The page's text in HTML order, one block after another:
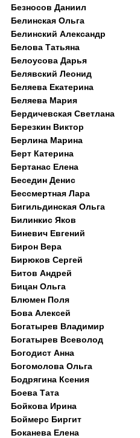
Безносов Даниил
Белинская Ольга
Белинский Александр
Белова Татьяна
Белоусова Дарья
Белявский Леонид
Беляева Екатерина
Беляева Мария
Бердичевская Светлана
Березкин Виктор
Берлина Марина
Берт Катерина
Бертанас Елена
Беседин Денис
Бессмертная Лара
Бигильдинская Ольга
Билинкис Яков
Биневич Евгений
Бирон Вера
Бирюков Сергей
Битов Андрей
Бицан Ольга
Блюмен Поля
Бова Алексей
Богатырев Владимир
Богатырев Всеволод
Богодист Анна
Богомолова Ольга
Бодрягина Ксения
Боева Тата
Бойкова Ирина
Боймерс Биргит
Боканева Елена